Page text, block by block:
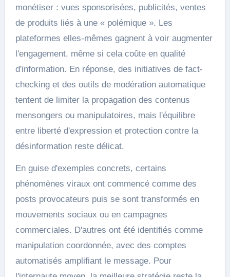
monétiser : vues sponsorisées, publicités, ventes
de produits liés à une « polémique ». Les
plateformes elles-mêmes gagnent à voir augmenter
l'engagement, même si cela coûte en qualité
d'information. En réponse, des initiatives de fact-
checking et des outils de modération automatique
tentent de limiter la propagation des contenus
mensongers ou manipulatoires, mais l'équilibre
entre liberté d'expression et protection contre la
désinformation reste délicat.
En guise d'exemples concrets, certains
phénomènes viraux ont commencé comme des
posts provocateurs puis se sont transformés en
mouvements sociaux ou en campagnes
commerciales. D'autres ont été identifiés comme
manipulation coordonnée, avec des comptes
automatisés amplifiant le message. Pour